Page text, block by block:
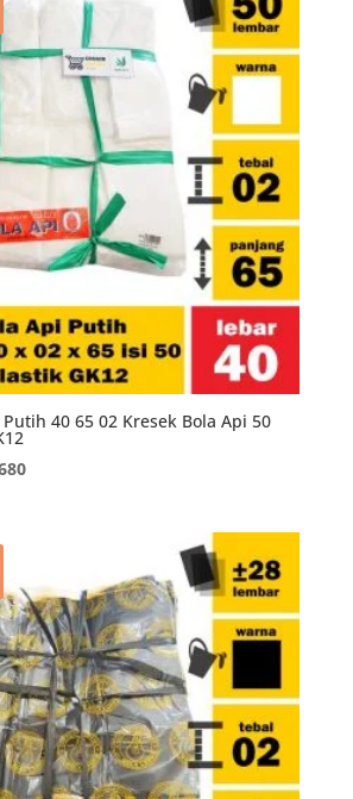
Rp18.810.
40 65 02 Kresek Bola Api 50
Harga